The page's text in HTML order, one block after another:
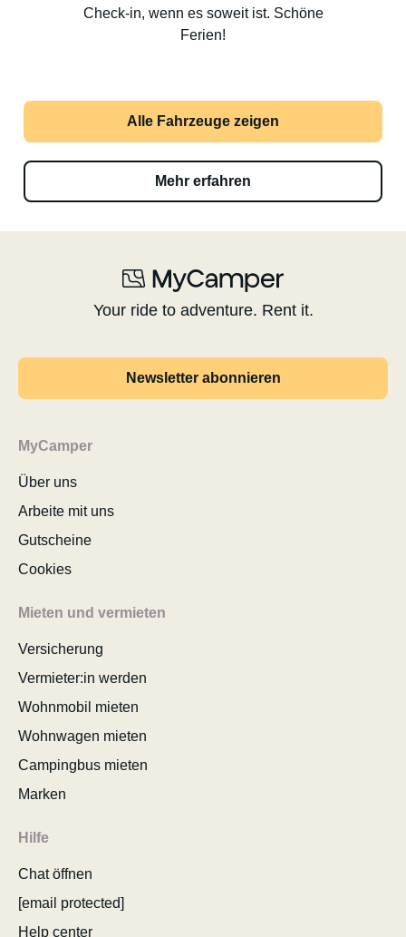
Check-in, wenn es soweit ist. Schöne
Ferien!
Alle Fahrzeuge zeigen
Mehr erfahren
Your ride to adventure. Rent it.
Newsletter abonnieren
MyCamper
Über uns
Arbeite mit uns
Gutscheine
Cookies
Mieten und vermieten
Versicherung
Vermieter:in werden
Wohnmobil mieten
Wohnwagen mieten
Campingbus mieten
Marken
Hilfe
Chat öffnen
[email protected]
Help center